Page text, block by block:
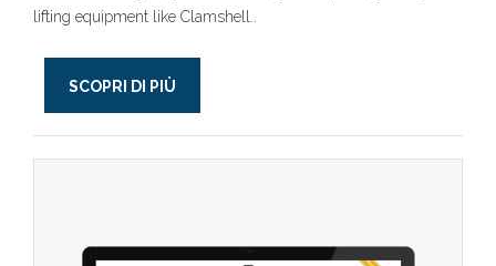
lifting equipment like Clamshell..
SCOPRI DI PIÙ